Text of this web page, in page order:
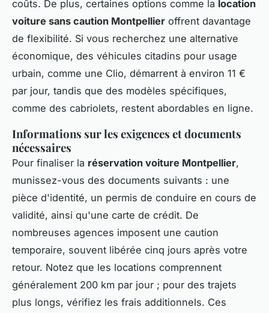
coûts. De plus, certaines options comme la location
voiture sans caution Montpellier offrent davantage
de flexibilité. Si vous recherchez une alternative
économique, des véhicules citadins pour usage
urbain, comme une Clio, démarrent à environ 11 €
par jour, tandis que des modèles spécifiques,
comme des cabriolets, restent abordables en ligne.
Informations sur les exigences et documents
nécessaires
Pour finaliser la réservation voiture Montpellier,
munissez-vous des documents suivants : une
pièce d'identité, un permis de conduire en cours de
validité, ainsi qu'une carte de crédit. De
nombreuses agences imposent une caution
temporaire, souvent libérée cinq jours après votre
retour. Notez que les locations comprennent
généralement 200 km par jour ; pour des trajets
plus longs, vérifiez les frais additionnels. Ces